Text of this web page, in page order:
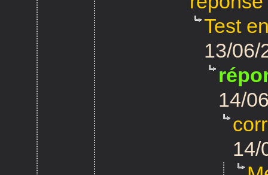
Test
13/06/
14/
14/